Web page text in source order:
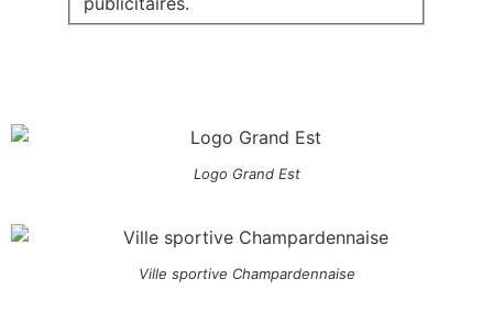
Logo Grand Est
Ville sportive Champardennaise